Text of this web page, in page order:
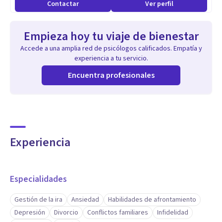
mejorar la autoestima y fortalecer las relaciones
comunicación y reconstrucción del vínculo. Además, apoyo a
padres y madres en la crianza, brindando herramientas para
una educación respetuosa y efectiva.
emocional y mejorar tu bienestar.
Si buscas acompañamiento psicológico, estaré encantada
de ayudarte.
Aptitudes
Contactar Ver perfil
Empieza hoy tu viaje de bienestar
Accede a una amplia red de psicólogos calificados. Empatía y
experiencia a tu servicio.
Encuentra profesionales
Experiencia
Especialidades
Gestión de la ira Ansiedad
Habilidades de afrontamiento
Depresión
Divorcio Conflictos familiares
Infidelidad